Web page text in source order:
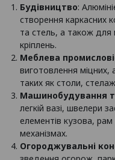
Будівництво:
створення каркасних
та стель, а також для
кріплень.
Меблева
виготовлення міцних,
таких як столи,
Машинобудування
легкій вазі, швелери
елементів кузова, рам
механізмах.
Огороджувальні